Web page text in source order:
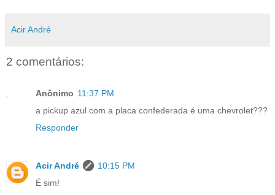
Acir André
2 comentários:
Anônimo 11:37 PM
a pickup azul com a placa confederada é uma chevrolet???
Responder
Acir André
10:15 PM
É sim!